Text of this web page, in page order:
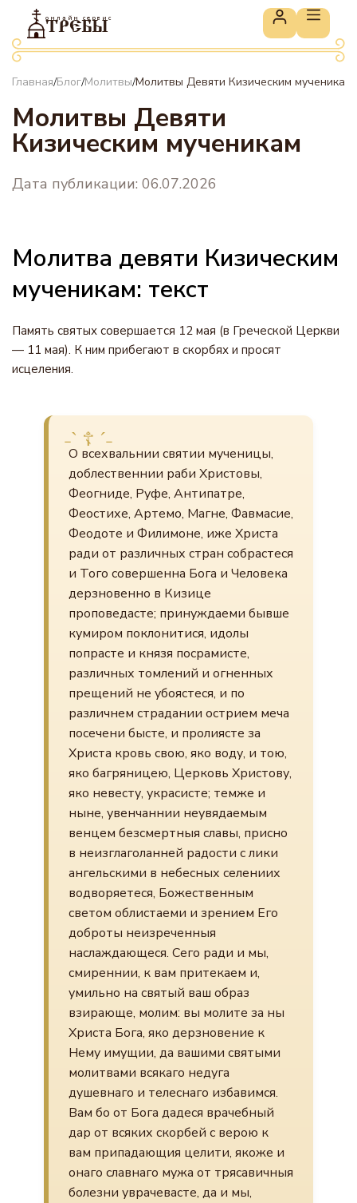
онлайн сервис
ТРЕБЫ
Главная/Блог/Молитвы/Молитвы Девяти Кизическим мученикам
Молитвы Девяти
Кизическим мученикам
Дата публикации: 06.07.2026
Молитва девяти Кизическим
мученикам: текст
Память святых совершается 12 мая (в Греческой Церкви
— 11 мая). К ним прибегают в скорбях и просят
исцеления.
О всехвальнии святии мученицы,
доблественнии раби Христовы,
Феогниде, Руфе, Антипатре,
Феостихе, Артемо, Магне, Фавмасие,
Феодоте и Филимоне, иже Христа
ради от различных стран собрастеся
и Того совершенна Бога и Человека
дерзновенно в Кизице
проповедасте; принуждаеми бывше
кумиром поклонитися, идолы
попрасте и князя посрамисте,
различных томлений и огненных
прещений не убоястеся, и по
различнем страдании острием меча
посечени бысте, и пролиясте за
Христа кровь свою, яко воду, и тою,
яко багряницею, Церковь Христову,
яко невесту, украсисте; темже и
ныне, увенчаннии неувядаемым
венцем безсмертныя славы, присно
в неизглаголанней радости с лики
ангельскими в небесных селениих
водворяетеся, Божественным
светом облистаеми и зрением Его
доброты неизреченныя
наслаждающеся. Сего ради и мы,
смиреннии, к вам притекаем и,
умильно на святый ваш образ
взирающе, молим: вы молите за ны
Христа Бога, яко дерзновение к
Нему имущии, да вашими святыми
молитвами всякаго недуга
душевнаго и телеснаго избавимся.
Вам бо от Бога дадеся врачебный
дар от всяких скорбей с верою к
вам припадающия целити, якоже и
онаго славнаго мужа от трясавичныя
болезни уврачевасте, да и мы,